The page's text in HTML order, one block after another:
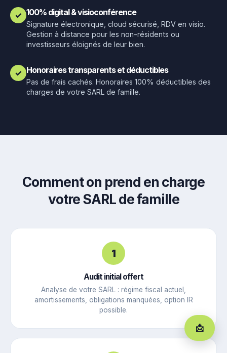
📩
✓ 100% digital & visioconférence
Signature électronique, cloud sécurisé, RDV en visio.
Gestion à distance pour les non-résidents ou
investisseurs éloignés de leur bien.
✓ Honoraires transparents et déductibles
Pas de frais cachés. Honoraires 100% déductibles des
charges de votre SARL de famille.
Comment on prend en charge
votre SARL de famille
1
Audit initial offert
Analyse de votre SARL : régime fiscal actuel,
amortissements, obligations manquées, option IR
possible.